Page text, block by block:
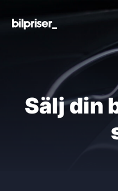
Utköp av
Sälj din